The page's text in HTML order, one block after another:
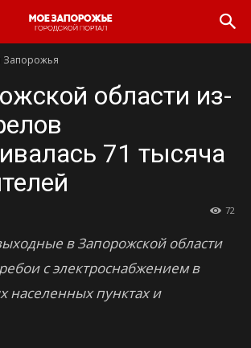
Запорожья
области из-
71 тысяча
72
в Запорожской области
с электроснабжением в
населенных пунктах и